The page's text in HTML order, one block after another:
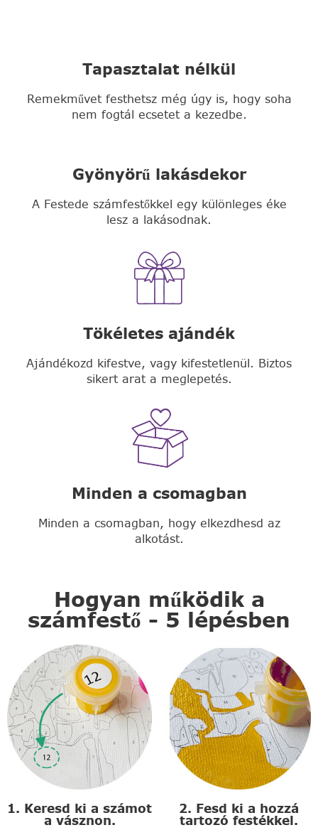
Tapasztalat nélkül
Remekművet festhetsz még úgy is, hogy soha
nem fogtál ecsetet a kezedbe.
Gyönyörű lakásdekor
A Festede számfestőkkel egy különleges éke
lesz a lakásodnak.
Tökéletes ajándék
Ajándékozd kifestve, vagy kifestetlenül. Biztos
sikert arat a meglepetés.
Minden a csomagban
Minden a csomagban, hogy elkezdhesd az
alkotást.
Hogyan működik a
számfestő - 5 lépésben
1. Keresd ki a számot
a vásznon.
2. Fesd ki a hozzá
tartozó festékkel.